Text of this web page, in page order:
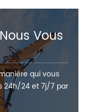
Vous
qui vous
24h/24 et 7j/7 par